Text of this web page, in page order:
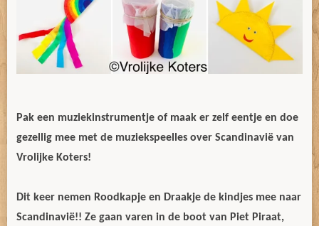
Pak een muziekinstrumentje of maak er zelf eentje en doe
gezellig mee met de muziekspeelles over Scandinavië van
Vrolijke Koters!
Dit keer nemen Roodkapje en Draakje de kindjes mee naar
Scandinavië!! Ze gaan varen in de boot van Piet Piraat,